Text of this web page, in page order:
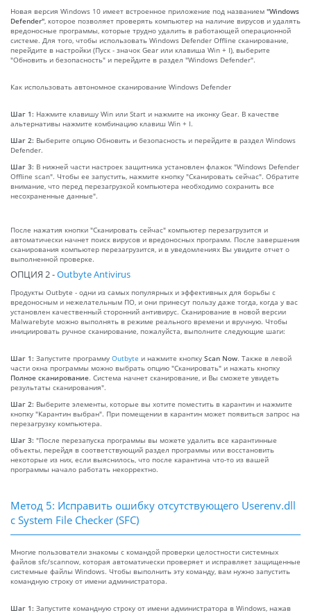
Новая версия Windows 10 имеет встроенное приложение под названием "Windows
Defender" , которое позволяет проверять компьютер на наличие вирусов и удалять
вредоносные программы, которые трудно удалить в работающей операционной
системе. Для того, чтобы использовать Windows Defender Offline сканирование,
перейдите в настройки (Пуск - значок Gear или клавиша Win + I), выберите
"Обновить и безопасность" и перейдите в раздел "Windows Defender".
Как использовать автономное сканирование Windows Defender
Шаг 1: Нажмите клавишу Win или Start и нажмите на иконку Gear. В качестве
альтернативы нажмите комбинацию клавиш Win + I.
Шаг 2: Выберите опцию Обновить и безопасность и перейдите в раздел Windows
Defender.
Шаг 3: В нижней части настроек защитника установлен флажок "Windows Defender
Offline scan". Чтобы ее запустить, нажмите кнопку "Сканировать сейчас". Обратите
внимание, что перед перезагрузкой компьютера необходимо сохранить все
несохраненные данные".
После нажатия кнопки "Сканировать сейчас" компьютер перезагрузится и
автоматически начнет поиск вирусов и вредоносных программ. После завершения
сканирования компьютер перезагрузится, и в уведомлениях Вы увидите отчет о
выполненной проверке.
ОПЦИЯ 2 -Outbyte Antivirus
Продукты Outbyte - одни из самых популярных и эффективных для борьбы с
вредоносным и нежелательным ПО, и они принесут пользу даже тогда, когда у вас
установлен качественный сторонний антивирус. Сканирование в новой версии
Malwarebyte можно выполнять в режиме реального времени и вручную. Чтобы
инициировать ручное сканирование, пожалуйста, выполните следующие шаги:
Шаг 1: Запустите программу Outbyte и нажмите кнопку Scan Now. Также в левой
части окна программы можно выбрать опцию "Сканировать" и нажать кнопку
Полное сканирование. Система начнет сканирование, и Вы сможете увидеть
результаты сканирования".
Шаг 2: Выберите элементы, которые вы хотите поместить в карантин и нажмите
кнопку "Карантин выбран". При помещении в карантин может появиться запрос на
перезагрузку компьютера.
Шаг 3: "После перезапуска программы вы можете удалить все карантинные
объекты, перейдя в соответствующий раздел программы или восстановить
некоторые из них, если выяснилось, что после карантина что-то из вашей
программы начало работать некорректно.
Метод 5: Исправить ошибку отсутствующего Userenv.dll
с System File Checker (SFC)
Многие пользователи знакомы с командой проверки целостности системных
файлов sfc/scannow, которая автоматически проверяет и исправляет защищенные
системные файлы Windows. Чтобы выполнить эту команду, вам нужно запустить
командную строку от имени администратора.
Шаг 1: Запустите командную строку от имени администратора в Windows, нажав